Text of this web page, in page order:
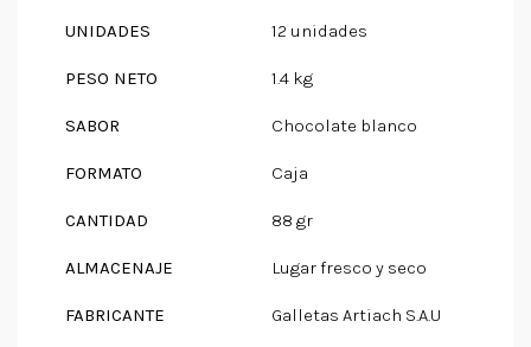
UNIDADES 12 unidades
PESO NETO 1.4 kg
SABOR Chocolate blanco
FORMATO Caja
CANTIDAD 88 gr
ALMACENAJE Lugar fresco y seco
FABRICANTE Galletas Artiach S.A.U